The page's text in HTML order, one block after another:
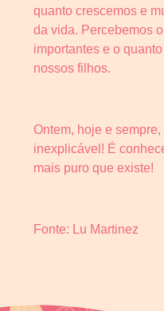
quanto crescemos e
da vida. Percebemos
importantes e o
nossos filhos.
Ontem, hoje e
inexplicável! É
mais puro que existe!
Fonte: Lu Martinez